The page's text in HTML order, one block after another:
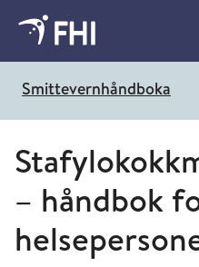
Smittevernhåndboka
– håndbok